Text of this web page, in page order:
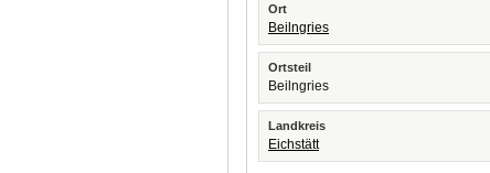
Ort
Beilngries
Ortsteil
Beilngries
Landkreis
Eichstätt